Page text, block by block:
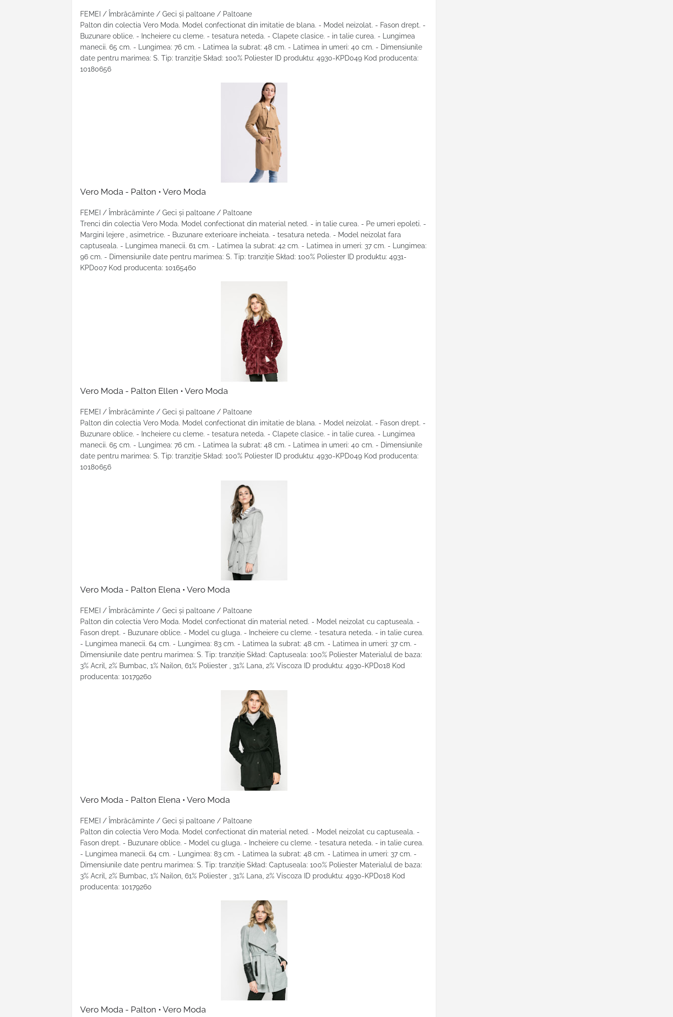
FEMEI / Îmbrăcăminte / Geci şi paltoane / Paltoane
Palton din colectia Vero Moda. Model confectionat din imitatie de blana. - Model neizolat. - Fason drept. -
Buzunare oblice. - Incheiere cu cleme. - tesatura neteda. - Clapete clasice. - in talie curea. - Lungimea
manecii. 65 cm. - Lungimea: 76 cm. - Latimea la subrat: 48 cm. - Latimea in umeri: 40 cm. - Dimensiunile
date pentru marimea: S. Tip: tranziţie Skład: 100% Poliester ID produktu: 4930-KPD049 Kod producenta:
10180656
Vero Moda - Palton • Vero Moda
FEMEI / Îmbrăcăminte / Geci şi paltoane / Paltoane
Trenci din colectia Vero Moda. Model confectionat din material neted. - in talie curea. - Pe umeri epoleti. -
Margini lejere , asimetrice. - Buzunare exterioare incheiata. - tesatura neteda. - Model neizolat fara
captuseala. - Lungimea manecii. 61 cm. - Latimea la subrat: 42 cm. - Latimea in umeri: 37 cm. - Lungimea:
96 cm. - Dimensiunile date pentru marimea: S. Tip: tranziţie Skład: 100% Poliester ID produktu: 4931-
KPD007 Kod producenta: 10165460
Vero Moda - Palton Ellen • Vero Moda
FEMEI / Îmbrăcăminte / Geci şi paltoane / Paltoane
Palton din colectia Vero Moda. Model confectionat din imitatie de blana. - Model neizolat. - Fason drept. -
Buzunare oblice. - Incheiere cu cleme. - tesatura neteda. - Clapete clasice. - in talie curea. - Lungimea
manecii. 65 cm. - Lungimea: 76 cm. - Latimea la subrat: 48 cm. - Latimea in umeri: 40 cm. - Dimensiunile
date pentru marimea: S. Tip: tranziţie Skład: 100% Poliester ID produktu: 4930-KPD049 Kod producenta:
10180656
Vero Moda - Palton Elena • Vero Moda
FEMEI / Îmbrăcăminte / Geci şi paltoane / Paltoane
Palton din colectia Vero Moda. Model confectionat din material neted. - Model neizolat cu captuseala. -
Fason drept. - Buzunare oblice. - Model cu gluga. - Incheiere cu cleme. - tesatura neteda. - in talie curea.
- Lungimea manecii. 64 cm. - Lungimea: 83 cm. - Latimea la subrat: 48 cm. - Latimea in umeri: 37 cm. -
Dimensiunile date pentru marimea: S. Tip: tranziţie Skład: Captuseala: 100% Poliester Materialul de baza:
3% Acril, 2% Bumbac, 1% Nailon, 61% Poliester , 31% Lana, 2% Viscoza ID produktu: 4930-KPD018 Kod
producenta: 10179260
Vero Moda - Palton Elena • Vero Moda
FEMEI / Îmbrăcăminte / Geci şi paltoane / Paltoane
Palton din colectia Vero Moda. Model confectionat din material neted. - Model neizolat cu captuseala. -
Fason drept. - Buzunare oblice. - Model cu gluga. - Incheiere cu cleme. - tesatura neteda. - in talie curea.
- Lungimea manecii. 64 cm. - Lungimea: 83 cm. - Latimea la subrat: 48 cm. - Latimea in umeri: 37 cm. -
Dimensiunile date pentru marimea: S. Tip: tranziţie Skład: Captuseala: 100% Poliester Materialul de baza:
3% Acril, 2% Bumbac, 1% Nailon, 61% Poliester , 31% Lana, 2% Viscoza ID produktu: 4930-KPD018 Kod
producenta: 10179260
Vero Moda - Palton • Vero Moda